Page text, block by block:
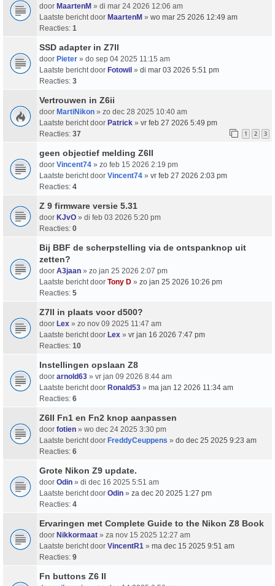
door MaartenM » di mar 24 2026 12:06 am
Laatste bericht door MaartenM » wo mar 25 2026 12:49 am
Reacties: 1
SSD adapter in Z7ll
door Pieter » do sep 04 2025 11:15 am
Laatste bericht door Fotowil » di mar 03 2026 5:51 pm
Reacties: 3
Vertrouwen in Z6ii
door MartiNikon » zo dec 28 2025 10:40 am
Laatste bericht door Patrick » vr feb 27 2026 5:49 pm
Reacties: 37 1 2 3
geen objectief melding Z6II
door Vincent74 » zo feb 15 2026 2:19 pm
Laatste bericht door Vincent74 » vr feb 27 2026 2:03 pm
Reacties: 4
Z 9 firmware versie 5.31
door KJvO » di feb 03 2026 5:20 pm
Reacties: 0
Bij BBF de scherpstelling via de ontspanknop uit
zetten?
door A3jaan » zo jan 25 2026 2:07 pm
Laatste bericht door Tony D » zo jan 25 2026 10:26 pm
Reacties: 5
Z7ll in plaats voor d500?
door Lex » zo nov 09 2025 11:47 am
Laatste bericht door Lex » vr jan 16 2026 7:47 pm
Reacties: 10
Instellingen opslaan Z8
door arnold63 » vr jan 09 2026 8:44 am
Laatste bericht door Ronald53 » ma jan 12 2026 11:34 am
Reacties: 6
Z6II Fn1 en Fn2 knop aanpassen
door fotien » wo dec 24 2025 3:30 pm
Laatste bericht door FreddyCeuppens » do dec 25 2025 9:23 am
Reacties: 6
Grote Nikon Z9 update.
door Odin » di dec 16 2025 5:51 am
Laatste bericht door Odin » za dec 20 2025 1:27 pm
Reacties: 4
Ervaringen met Complete Guide to the Nikon Z8 Book
door Nikkormaat » za nov 15 2025 12:27 am
Laatste bericht door VincentR1 » ma dec 15 2025 9:51 am
Reacties: 9
Fn buttons Z6 II